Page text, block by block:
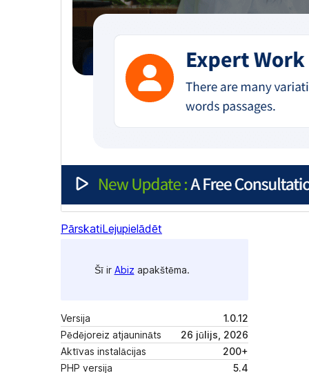
PārskatiLejupielādēt
Šī ir Abiz apakštēma.
Versija
1.0.12
Pēdējoreiz atjaunināts
26 jūlijs, 2026
Aktīvas instalācijas
200+
PHP versija
5.4